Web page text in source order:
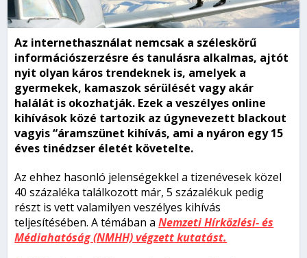
Az internethasználat nemcsak a széleskörű
információszerzésre és tanulásra alkalmas, ajtót
nyit olyan káros trendeknek is, amelyek a
gyermekek, kamaszok sérülését vagy akár
halálát is okozhatják. Ezek a veszélyes online
kihívások közé tartozik az úgynevezett blackout
vagyis “áramszünet kihívás, ami a nyáron egy 15
éves tinédzser életét követelte.
Az ehhez hasonló jelenségekkel a tizenévesek közel
40 százaléka találkozott már, 5 százalékuk pedig
részt is vett valamilyen veszélyes kihívás
teljesítésében. A témában aNemzeti Hírközlési- és
Médiahatóság (NMHH) végzett kutatást.